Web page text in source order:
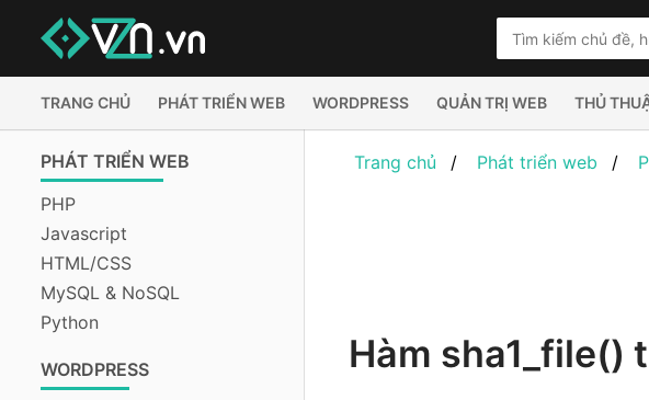
TRANG CHỦ PHÁT TRIỂN WEB WORDPRESS QUẢN TRỊ WEB THỦ
PHÁT TRIỂN WEB
PHP
Javascript
HTML/CSS
MySQL & NoSQL
Python
WORDPRESS
Trang chủ Phát triển web
Hàm sha1_file()